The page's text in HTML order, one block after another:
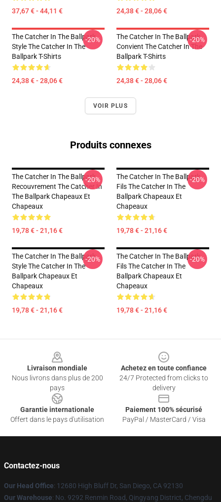
37,67 € - 44,11 € 24,38 € - 28,06 €
The Catcher In The Ballpark
Style The Catcher In The
Ballpark T-Shirts
24,38 € - 28,06 €
-20%
The Catcher In The Ballpark
Convient The Catcher In The
Ballpark T-Shirts
24,38 € - 28,06 €
-20%
VOIR PLUS
Produits connexes
The Catcher In The Ballpark
Recouvrement The Catcher In
The Ballpark Chapeaux Et
Chapeaux
19,78 € - 21,16 €
-20%
The Catcher In The Ballpark
Fils The Catcher In The
Ballpark Chapeaux Et
Chapeaux
19,78 € - 21,16 €
-20%
The Catcher In The Ballpark
Style The Catcher In The
Ballpark Chapeaux Et
Chapeaux
19,78 € - 21,16 €
-20%
The Catcher In The Ballpark
Fils The Catcher In The
Ballpark Chapeaux Et
Chapeaux
19,78 € - 21,16 €
-20%
Livraison mondiale
Nous livrons dans plus de 200
pays
Achetez en toute confiance
24/7 Protected from clicks to
delivery
Garantie internationale
Offert dans le pays d'utilisation
Paiement 100% sécurisé
PayPal / MasterCard / Visa
Contactez-nous
Our Head Office: 12680 High Bluff Dr, San Diego, CA 92130
Our Warehouse: No. 9292 Renmin Road, Qingyang District, Chengdu